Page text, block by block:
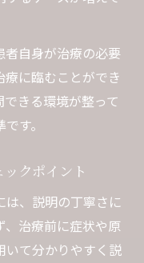
者自身が治療の必要
に臨むことができ
きる環境が整って
す。
クポイント
は、説明の丁寧さに
、治療前に症状や原
いて分かりやすく説